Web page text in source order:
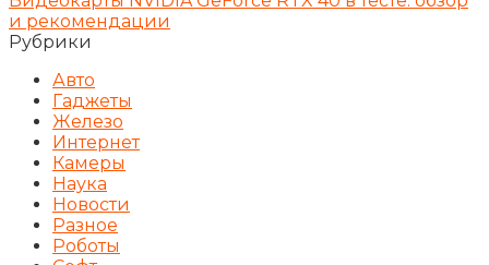
и рекомендации
Рубрики
Авто
Гаджеты
Железо
Интернет
Камеры
Наука
Новости
Разное
Роботы